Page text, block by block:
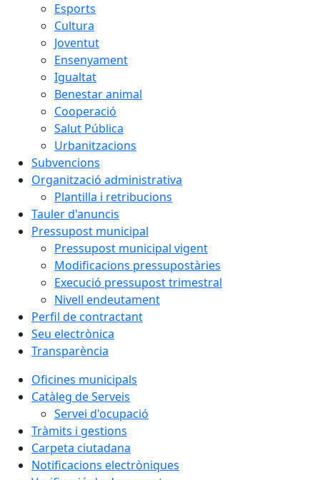
Esports
Cultura
Joventut
Ensenyament
Igualtat
Benestar animal
Cooperació
Salut Pública
Urbanitzacions
Subvencions
Organització administrativa
Plantilla i retribucions
Tauler d'anuncis
Pressupost municipal
Pressupost municipal vigent
Modificacions pressupostàries
Execució pressupost trimestral
Nivell endeutament
Perfil de contractant
Seu electrònica
Transparència
Oficines municipals
Catàleg de Serveis
Servei d'ocupació
Tràmits i gestions
Carpeta ciutadana
Notificacions electròniques